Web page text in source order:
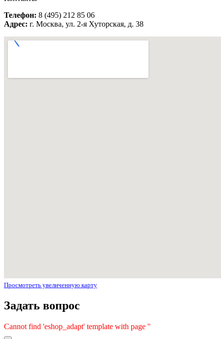
Телефон: 8 (495) 212 85 06
Адрес: г. Москва, ул. 2-я Хуторская, д. 38
Просмотреть увеличенную карту
Задать вопрос
Cannot find 'eshop_adapt' template with page ''